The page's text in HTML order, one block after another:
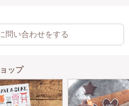
問い合わせをする
ップ